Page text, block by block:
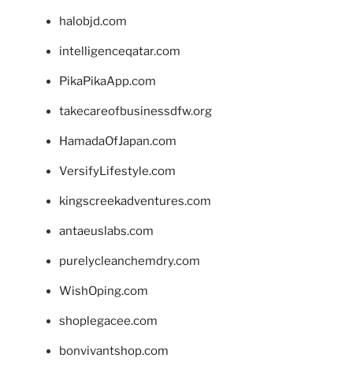
halobjd.com
intelligenceqatar.com
PikaPikaApp.com
takecareofbusinessdfw.org
HamadaOfJapan.com
VersifyLifestyle.com
kingscreekadventures.com
antaeuslabs.com
purelycleanchemdry.com
WishOping.com
shoplegacee.com
bonvivantshop.com